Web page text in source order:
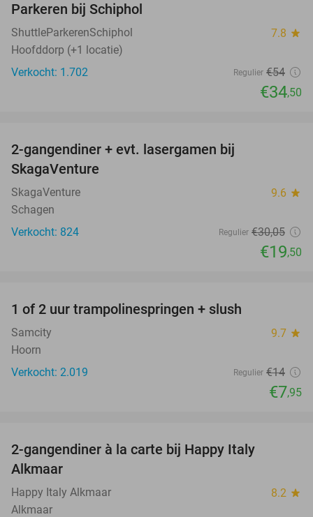
Parkeren bij Schiphol
ShuttleParkerenSchiphol 7.8 star
Hoofddorp (+1 locatie)
Verkocht: 1.702
Regulier €54
€34,50
2-gangendiner + evt. lasergamen bij
SkagaVenture
SkagaVenture 9.6 star
Schagen
Verkocht: 824
Regulier €30,05
€19,50
1 of 2 uur trampolinespringen + slush
Samcity 9.7 star
Hoorn
Verkocht: 2.019
Regulier €14
€7,95
2-gangendiner à la carte bij Happy Italy
Alkmaar
Happy Italy Alkmaar 8.2 star
Alkmaar